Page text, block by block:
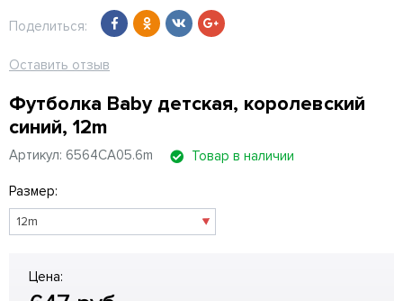
Поделиться:
Оставить отзыв
Футболка Baby детская, королевский
синий, 12m
Артикул: 6564CA05.6m Товар в наличии
Размер:
Цена: